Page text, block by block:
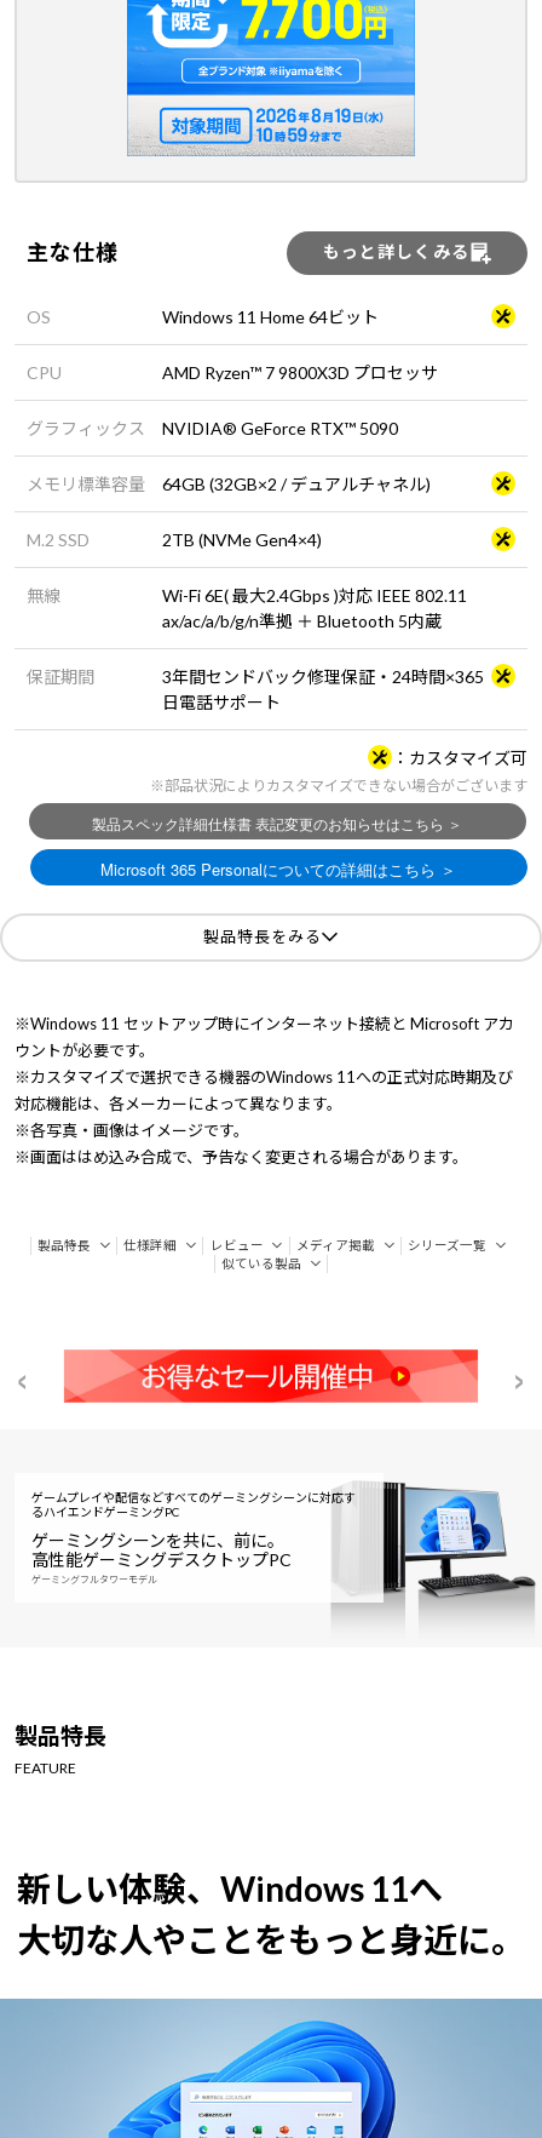
主な仕様 もっと詳しくみる
OS Windows 11 Home 64ビット
CPU AMD Ryzen™ 7 9800X3D プロセッサ
グラフィックス NVIDIA® GeForce RTX™ 5090
メモリ標準容量 64GB (32GB×2 / デュアルチャネル)
M.2 SSD 2TB (NVMe Gen4×4)
無線
Wi-Fi 6E( 最大2.4Gbps )対応 IEEE 802.11
ax/ac/a/b/g/n準拠 ＋ Bluetooth 5内蔵
保証期間
3年間センドバック修理保証・24時間×365
日電話サポート
カスタマイズ可
※部品状況によりカスタマイズできない場合がございます
製品特長をみる
※Windows 11 セットアップ時にインターネット接続と Microsoft アカ
ウントが必要です。
※カスタマイズで選択できる機器のWindows 11への正式対応時期及び
対応機能は、各メーカーによって異なります。
※各写真・画像はイメージです。
※画面ははめ込み合成で、予告なく変更される場合があります。
製品特長 仕様詳細 レビュー メディア掲載
シリーズ一覧
似ている製品
ゲームプレイや配信などすべてのゲーミングシーンに対応す
るハイエンドゲーミングPC
ゲーミングシーンを共に、前に。
高性能ゲーミングデスクトップPC
ゲーミングフルタワーモデル
製品特長
FEATURE
新しい体験、Windows 11へ
大切な人やことをもっと身近に。